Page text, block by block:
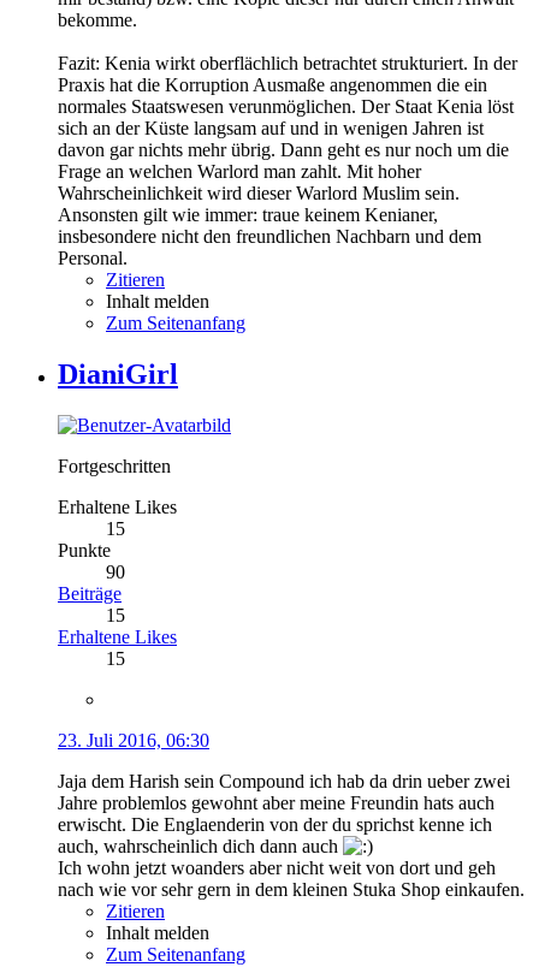
bekomme.
Fazit: Kenia wirkt oberflächlich betrachtet strukturiert. In der
Praxis hat die Korruption Ausmaße angenommen die ein
normales Staatswesen verunmöglichen. Der Staat Kenia löst
sich an der Küste langsam auf und in wenigen Jahren ist
davon gar nichts mehr übrig. Dann geht es nur noch um die
Frage an welchen Warlord man zahlt. Mit hoher
Wahrscheinlichkeit wird dieser Warlord Muslim sein.
Ansonsten gilt wie immer: traue keinem Kenianer,
insbesondere nicht den freundlichen Nachbarn und dem
Personal.
Zitieren
Inhalt melden
Zum Seitenanfang
DianiGirl
Fortgeschritten
Erhaltene Likes
15
Punkte
90
Beiträge
15
Erhaltene Likes
15
23. Juli 2016, 06:30
Jaja dem Harish sein Compound ich hab da drin ueber zwei
Jahre problemlos gewohnt aber meine Freundin hats auch
erwischt. Die Englaenderin von der du sprichst kenne ich
auch, wahrscheinlich dich dann auch
Ich wohn jetzt woanders aber nicht weit von dort und geh
nach wie vor sehr gern in dem kleinen Stuka Shop einkaufen.
Zitieren
Inhalt melden
Zum Seitenanfang